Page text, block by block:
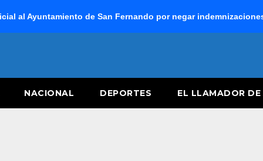
al Ayuntamiento de San Fernando por negar
NACIONAL DEPORTES EL LLAMADOR